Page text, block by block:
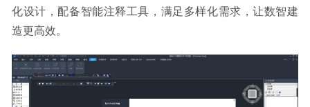
化设计，配备智能注释工具，满足多样化需求，让数智建
造更高效。
Ashampoo Driver Updater v1.9.0.0 中文便携版-驱动检测更新
备份工具
02-08
Cinema 4D v2026.0.0 (C4D) 中文激活版 2025-12-09
Skylum Aperty v1.6.0.1544中文便携版-AI图像修饰和编辑软